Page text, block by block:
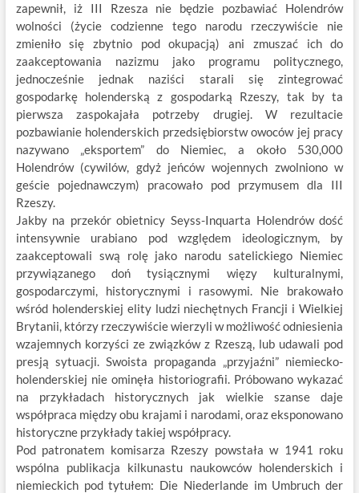
zapewnił, iż III Rzesza nie będzie pozbawiać Holendrów
wolności (życie codzienne tego narodu rzeczywiście nie
zmieniło się zbytnio pod okupacją) ani zmuszać ich do
zaakceptowania nazizmu jako programu politycznego,
jednocześnie jednak naziści starali się zintegrować
gospodarkę holenderską z gospodarką Rzeszy, tak by ta
pierwsza zaspokajała potrzeby drugiej. W rezultacie
pozbawianie holenderskich przedsiębiorstw owoców jej pracy
nazywano „eksportem” do Niemiec, a około 530,000
Holendrów (cywilów, gdyż jeńców wojennych zwolniono w
geście pojednawczym) pracowało pod przymusem dla III
Rzeszy.
Jakby na przekór obietnicy Seyss-Inquarta Holendrów dość
intensywnie urabiano pod względem ideologicznym, by
zaakceptowali swą rolę jako narodu satelickiego Niemiec
przywiązanego doń tysiącznymi więzy kulturalnymi,
gospodarczymi, historycznymi i rasowymi. Nie brakowało
wśród holenderskiej elity ludzi niechętnych Francji i Wielkiej
Brytanii, którzy rzeczywiście wierzyli w możliwość odniesienia
wzajemnych korzyści ze związków z Rzeszą, lub udawali pod
presją sytuacji. Swoista propaganda „przyjaźni” niemiecko-
holenderskiej nie ominęła historiografii. Próbowano wykazać
na przykładach historycznych jak wielkie szanse daje
współpraca między obu krajami i narodami, oraz eksponowano
historyczne przykłady takiej współpracy.
Pod patronatem komisarza Rzeszy powstała w 1941 roku
wspólna publikacja kilkunastu naukowców holenderskich i
niemieckich pod tytułem: Die Niederlande im Umbruch der